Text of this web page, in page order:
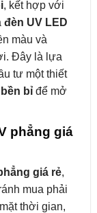
, kết hợp với
đèn UV LED
màu và
Đây là lựa
tư một thiết
bỉ để mở
phẳng giá
giá rẻ,
mua phải
thời gian,